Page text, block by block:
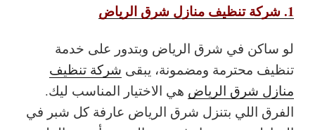
1. شركة تنظيف منازل شرق الرياض
لو ساكن في شرق الرياض وبتدور على خدمة
تنظيف محترمة ومضمونة، يبقى شركة تنظيف
منازل شرق الرياض هي الاختيار المناسب ليك.
الفرق اللي بتنزل شرق الرياض عارفة كل شبر في